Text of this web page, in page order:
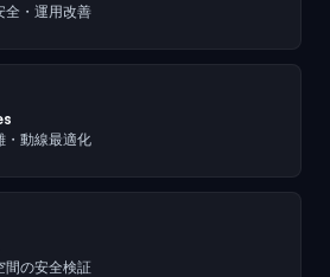
全・運用改善
・動線最適化
間の安全検証